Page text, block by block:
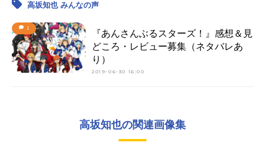
高坂知也 みんなの声
1
『あんさんぶるスターズ！』感想＆見
どころ・レビュー募集（ネタバレあ
り）
2019-06-30 16:00
高坂知也の関連画像集